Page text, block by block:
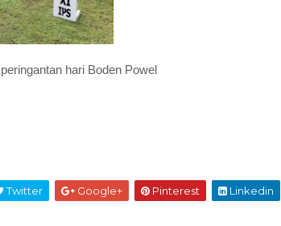
hari Boden Powel
Twitter Google+ Pinterest Linkedin